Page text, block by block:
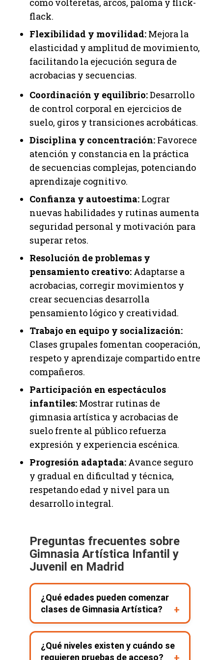
como volteretas, arcos, paloma y flick-
flack.
Flexibilidad y movilidad: Mejora la
elasticidad y amplitud de movimiento,
facilitando la ejecución segura de
acrobacias y secuencias.
Coordinación y equilibrio:Desarrollo
de control corporal en ejercicios de
suelo, giros y transiciones acrobáticas.
Disciplina y concentración: Favorece
atención y constancia en la práctica
de secuencias complejas, potenciando
aprendizaje cognitivo.
Confianza y autoestima: Lograr
nuevas habilidades y rutinas aumenta
seguridad personal y motivación para
superar retos.
Resolución de problemas y
pensamiento creativo: Adaptarse a
acrobacias, corregir movimientos y
crear secuencias desarrolla
pensamiento lógico y creatividad.
Trabajo en equipo y socialización:
Clases grupales fomentan cooperación,
respeto y aprendizaje compartido entre
compañeros.
Participación en espectáculos
infantiles: Mostrar rutinas de
gimnasia artística y acrobacias de
suelo frente al público refuerza
expresión y experiencia escénica.
Progresión adaptada: Avance seguro
y gradual en dificultad y técnica,
respetando edad y nivel para un
desarrollo integral.
Preguntas frecuentes sobre
Gimnasia Artística Infantil y
Juvenil en Madrid
¿Qué edades pueden comenzar
clases de Gimnasia Artística?
Las clases están dirigidas a niños de 5 a
12 años. Los grupos se organizan según
¿Qué niveles existen y cuándo se
requieren pruebas de acceso?